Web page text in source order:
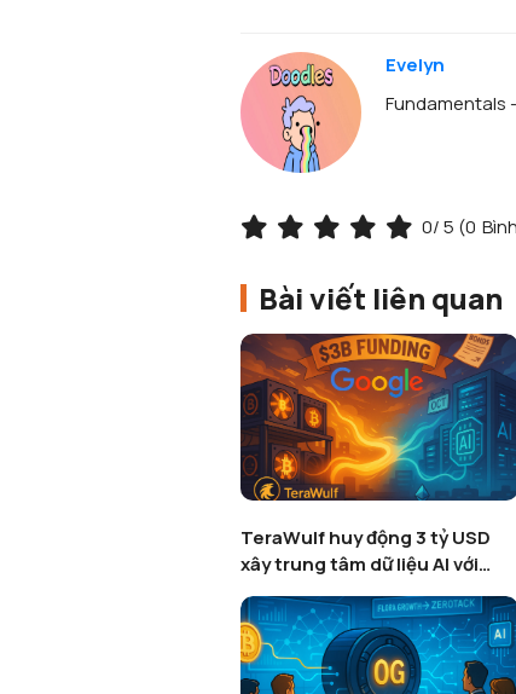
Evelyn
Fundamentals
0/ 5 (0
Bài viết liên quan
TeraWulf huy động 3 tỷ USD
xây trung tâm dữ liệu AI với
Google hậu thuẫn